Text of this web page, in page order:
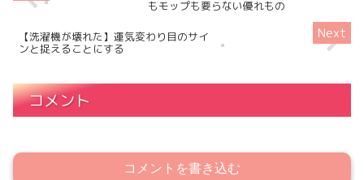
もモップも要らない優れもの
【洗濯機が壊れた】運気変わり目のサイ
ンと捉えることにする
コメント
コメントを書き込む